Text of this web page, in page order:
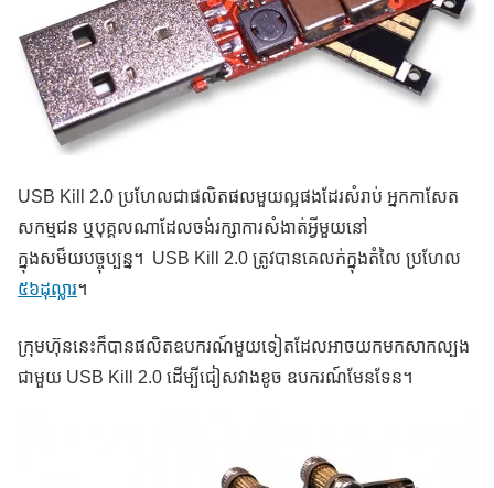
USB Kill 2.0 ប្រហែលជាផលិតផលមួយល្អផងដែរសំរាប់ អ្នកកាសែត
សកម្មជន ឬបុគ្គលណាដែលចង់រក្សាការសំងាត់អ្វីមួយនៅ
ក្នុងសម៏យបច្ចុប្បន្ន។ USB Kill 2.0 ត្រូវបានគេលក់ក្នុងតំលៃ ប្រហែល
៥៦ដុល្លារ។
ក្រុមហ៊ុននេះក៏បានផលិតឧបករណ៍មួយទៀតដែលអាចយកមកសាកល្បង
ជាមួយ USB Kill 2.0 ដើម្បីជៀសវាងខូច ឧបករណ៍មែនទែន។